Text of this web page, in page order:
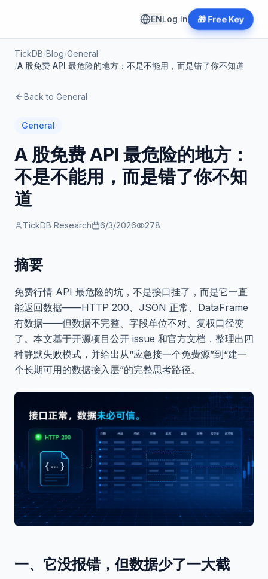
ENLog In 🎁 Free Key
TickDB/Blog/General
/A 股免费 API 最危险的地方：不是不能用，而是错了你不知道
Back to General
General
A 股免费 API 最危险的地方：
不是不能用，而是错了你不知
道
TickDB Research 6/3/2026 278
摘要
免费行情 API 最危险的坑，不是接口挂了，而是它一直
能返回数据——HTTP 200、JSON 正常、DataFrame
有数据——但数据不完整、字段单位不对、复权口径变
了。本文基于开源项目公开 issue 和官方文档，整理出四
种静默失败模式，并给出从“应急接一个免费源”到“建一
个长期可用的数据接入层”的完整思考路径。
一、它没报错，但数据少了一大截